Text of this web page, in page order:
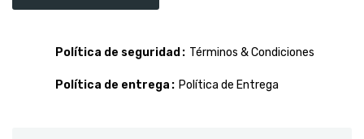
Política de seguridad Términos & Condiciones
Política de entrega Política de Entrega